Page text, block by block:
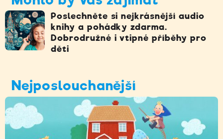
Poslechněte si nejkrásnější audio
knihy a pohádky zdarma.
Dobrodružné i vtipné příběhy pro
děti
Nejposlouchanější